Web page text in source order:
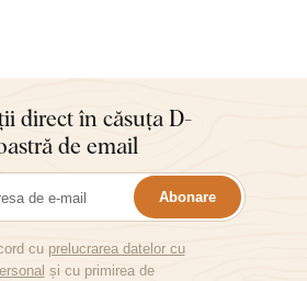
direct în căsuța D-
de email
Abonare
cu prelucrarea datelor cu
și cu primirea de